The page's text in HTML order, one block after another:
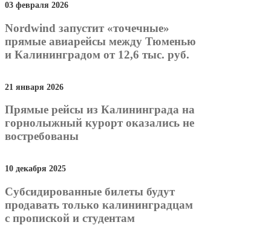
03 февраля 2026
Nordwind запустит «точечные»
прямые авиарейсы между Тюменью
и Калининградом от 12,6 тыс. руб.
21 января 2026
Прямые рейсы из Калининграда на
горнолыжный курорт оказались не
востребованы
10 декабря 2025
Субсидированные билеты будут
продавать только калининградцам
с пропиской и студентам